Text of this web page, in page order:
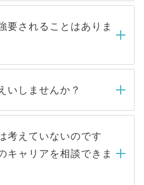
日以内にはご連絡をせて
、しばらくお待ちくださ
で取り扱っている求人の
サイトからご覧いただ
人」です。非公開求人は
て、一般には公開してい
るため 人気のある医療機
うと、応募が殺到する場
める条件に合った人材の
に依頼するケースが増え
要されることはありま
することは一切ありませ
募先から内定をいただい
はありません。内定先へ
ャリアパートナーが行い
いしませんか？
することはありませんの
い。当サイトからの登録
登録者様の個人情報は、
アップおよび転職活動の
いたします。お預かりし
考えていないのです
キャリアを相談できま